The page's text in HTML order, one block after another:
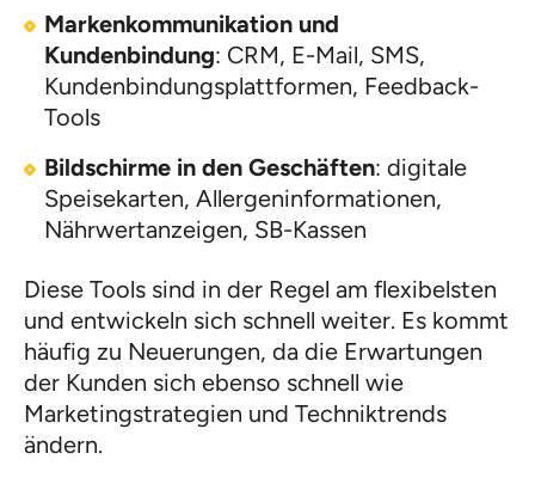
Markenkommunikation und
Kundenbindung: CRM, E-Mail, SMS,
Kundenbindungsplattformen, Feedback-
Tools
Bildschirme in den Geschäften: digitale
Speisekarten, Allergeninformationen,
Nährwertanzeigen, SB-Kassen
Diese Tools sind in der Regel am flexibelsten
und entwickeln sich schnell weiter. Es kommt
häufig zu Neuerungen, da die Erwartungen
der Kunden sich ebenso schnell wie
Marketingstrategien und Techniktrends
ändern.